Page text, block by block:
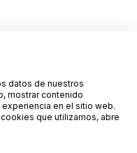
datos de nuestros
mostrar contenido
en el sitio web.
que utilizamos, abre